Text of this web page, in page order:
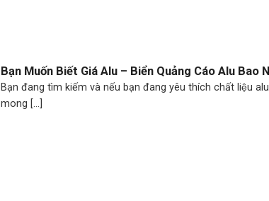
Bạn Muốn Biết Giá Alu – Biển Quảng Cáo Alu Bao
Bạn đang tìm kiếm và nếu bạn đang yêu thích chất liệu
mong [...]